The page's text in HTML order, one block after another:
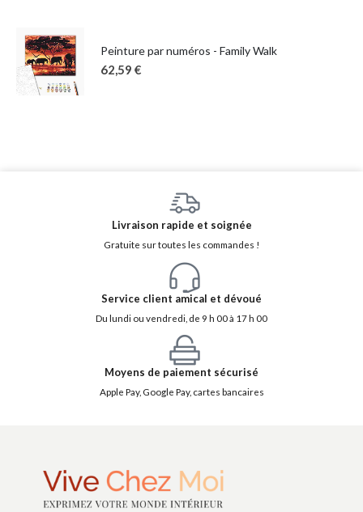
Peinture par numéros - Family Walk
62,59 €
Livraison rapide et soignée
Gratuite sur toutes les commandes !
Service client amical et dévoué
Du lundi ou vendredi, de 9 h 00 à 17 h 00
Moyens de paiement sécurisé
Apple Pay, Google Pay, cartes bancaires